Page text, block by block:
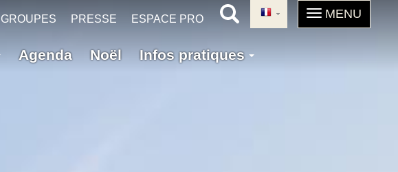
GROUPES PRESSE ESPACE PRO
Agenda Noël Infos pratiques